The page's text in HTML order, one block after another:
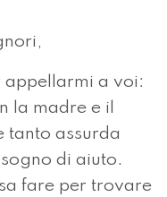
appellarmi a voi:
la madre e il
tanto assurda
di aiuto.
fare per trovare